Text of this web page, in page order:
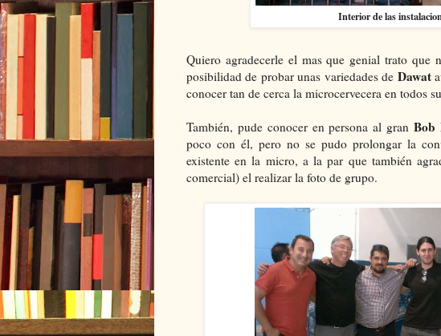
Interior de las
Quiero agradecerle el mas que genial trato que
posibilidad de probar unas variedades de Dawat
conocer tan de cerca la microcervecera en todos
También, pude conocer en persona al gran Bob
poco con él, pero no se pudo prolongar la
existente en la micro, a la par que también
comercial) el realizar la foto de grupo.